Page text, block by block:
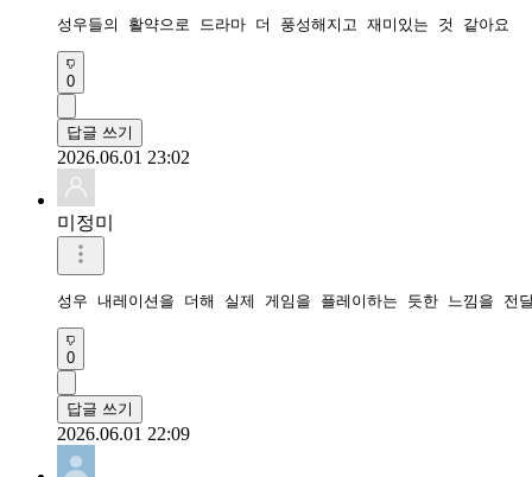
성우들의 활약으로 드라마 더 풍성해지고 재미있는 것 같아요
0
답글 쓰기
2026.06.01 23:02
미정미
성우 내레이션을 더해 실제 게임을 플레이하는 듯한 느낌을 전
0
답글 쓰기
2026.06.01 22:09